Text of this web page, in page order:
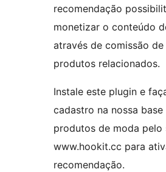
recomendação
monetizar o conteúdo
através de comissão
produtos relacionados.
Instale este plugin e
cadastro na nossa base
produtos de moda pelo
www.hookit.cc para
recomendação.